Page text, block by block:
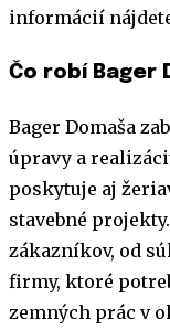
informácií
Čo robí Bager
Bager Domaša
úpravy a
poskytuje aj
stavebné
zákazníkov, od
firmy, ktoré
zemných prác v